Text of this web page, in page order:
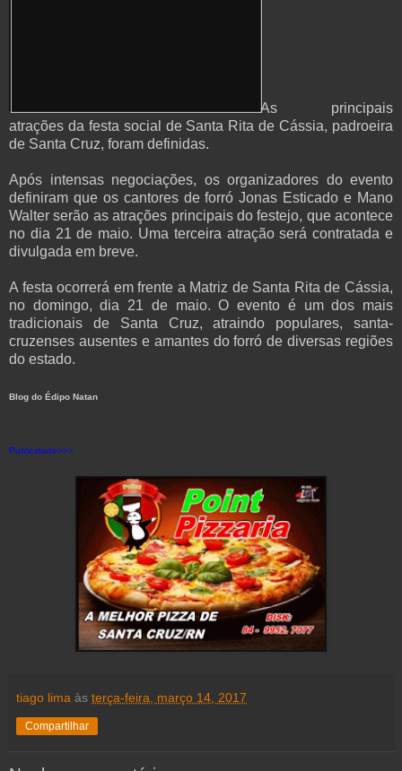
As principais
atrações da festa social de Santa Rita de Cássia, padroeira
de Santa Cruz, foram definidas.
Após intensas negociações, os organizadores do evento
definiram que os cantores de forró Jonas Esticado e Mano
Walter serão as atrações principais do festejo, que acontece
no dia 21 de maio. Uma terceira atração será contratada e
divulgada em breve.
A festa ocorrerá em frente a Matriz de Santa Rita de Cássia,
no domingo, dia 21 de maio. O evento é um dos mais
tradicionais de Santa Cruz, atraindo populares, santa-
cruzenses ausentes e amantes do forró de diversas regiões
do estado.
Blog do Édipo Natan
Publicidade>>>
tiago lima às terça-feira, março 14, 2017
Compartilhar